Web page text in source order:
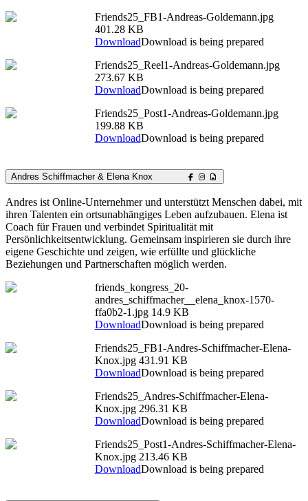
Friends25_FB1-Andreas-Goldemann.jpg
401.28 KB
DownloadDownload is being prepared
Friends25_Reel1-Andreas-Goldemann.jpg
273.67 KB
DownloadDownload is being prepared
Friends25_Post1-Andreas-Goldemann.jpg
199.88 KB
DownloadDownload is being prepared
Andres Schiffmacher & Elena Knox
Andres ist Online-Unternehmer und unterstützt Menschen dabei, mit
ihren Talenten ein ortsunabhängiges Leben aufzubauen. Elena ist
Coach für Frauen und verbindet Spiritualität mit
Persönlichkeitsentwicklung. Gemeinsam inspirieren sie durch ihre
eigene Geschichte und zeigen, wie erfüllte und glückliche
Beziehungen und Partnerschaften möglich werden.
friends_kongress_20-
andres_schiffmacher__elena_knox-1570-
ffa0b2-1.jpg 14.9 KB
DownloadDownload is being prepared
Friends25_FB1-Andres-Schiffmacher-Elena-
Knox.jpg 431.91 KB
DownloadDownload is being prepared
Friends25_Andres-Schiffmacher-Elena-
Knox.jpg 296.31 KB
DownloadDownload is being prepared
Friends25_Post1-Andres-Schiffmacher-Elena-
Knox.jpg 213.46 KB
DownloadDownload is being prepared